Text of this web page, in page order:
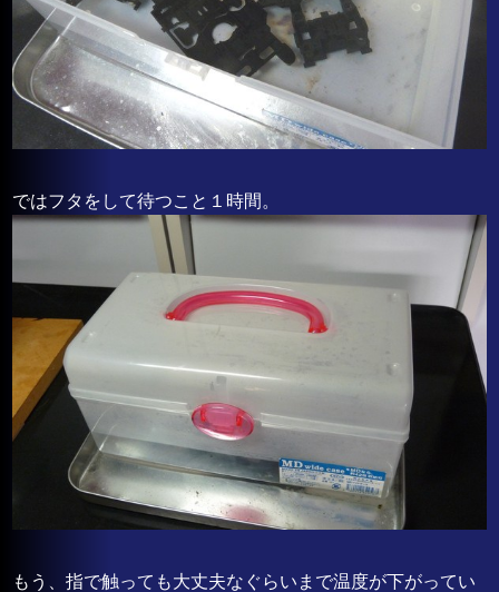
ではフタをして待つこと１時間。
もう、指で触っても大丈夫なぐらいまで温度が下がってい